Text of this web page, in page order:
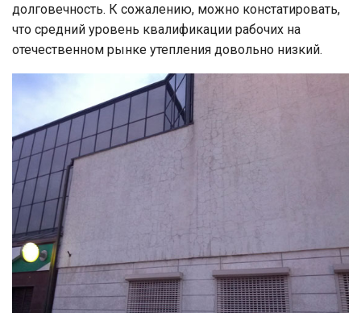
долговечность. К сожалению, можно констатировать,
что средний уровень квалификации рабочих на
отечественном рынке утепления довольно низкий.